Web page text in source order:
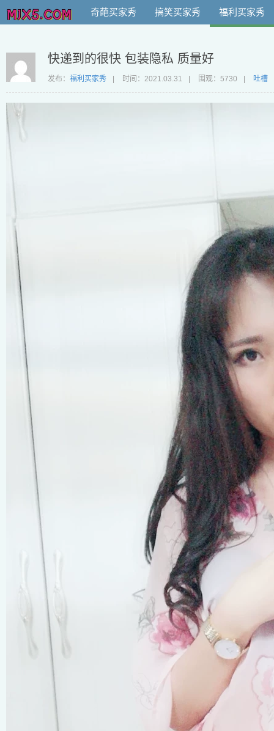
奇葩买家秀 搞笑买家秀 福利买家秀
快递到的很快 包装隐私 质量好
发布： 福利买家秀 时间： 2021.03.31 围观：5730 吐槽